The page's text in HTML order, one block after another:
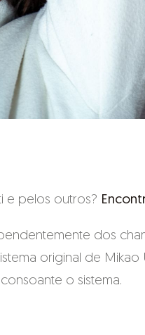
e pelos outros?
dos
original de Mikao
o sistema.